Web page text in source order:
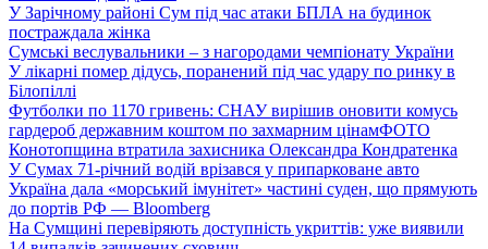
У Зарічному районі Сум під час атаки БПЛА на будинок
постраждала жінка
Сумські веслувальники – з нагородами чемпіонату України
У лікарні помер дідусь, поранений під час удару по ринку в
Білопіллі
Футболки по 1170 гривень: СНАУ вирішив оновити комусь
гардероб державним коштом по захмарним цінамФОТО
Конотопщина втратила захисника Олександра Кондратенка
У Сумах 71-річний водій врізався у припарковане авто
Україна дала «морський імунітет» частині суден, що прямують
до портів РФ — Bloomberg
На Сумщині перевіряють доступність укриттів: уже виявили